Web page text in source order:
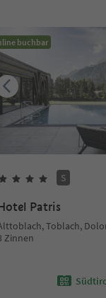
buchbar
S
Patris
Toblach,
Zinnen